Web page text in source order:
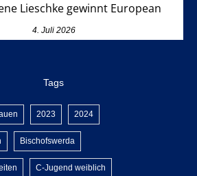
Lieschke gewinnt European
4. Juli 2026
Tags
2023 2024
Bischofswerda
C-Jugend weiblich